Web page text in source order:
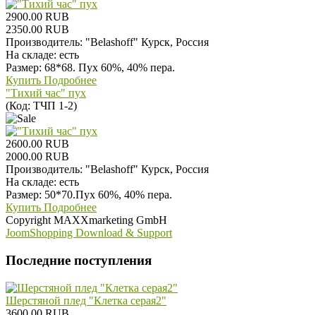
2900.00 RUB
2350.00 RUB
Производитель: "Belashoff" Курск, Россия
На складе: есть
Размер: 68*68. Пух 60%, 40% пера.
Купить Подробнее
"Тихий час" пух
(Код: ТЧП 1-2)
2600.00 RUB
2000.00 RUB
Производитель: "Belashoff" Курск, Россия
На складе: есть
Размер: 50*70.Пух 60%, 40% пера.
Купить Подробнее
Copyright MAXXmarketing GmbH
JoomShopping Download & Support
Последние поступления
Шерстяной плед "Клетка серая2"